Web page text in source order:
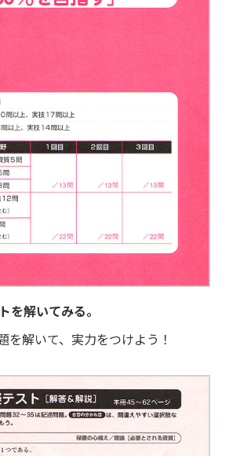
解いてみる。
を解いて、実力をつけよう！